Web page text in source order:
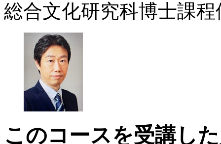
総合文化研究科博士課
このコースを受講し